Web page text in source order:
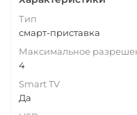
Тип
смарт-приставка
Максимальное
4
Smart TV
Да